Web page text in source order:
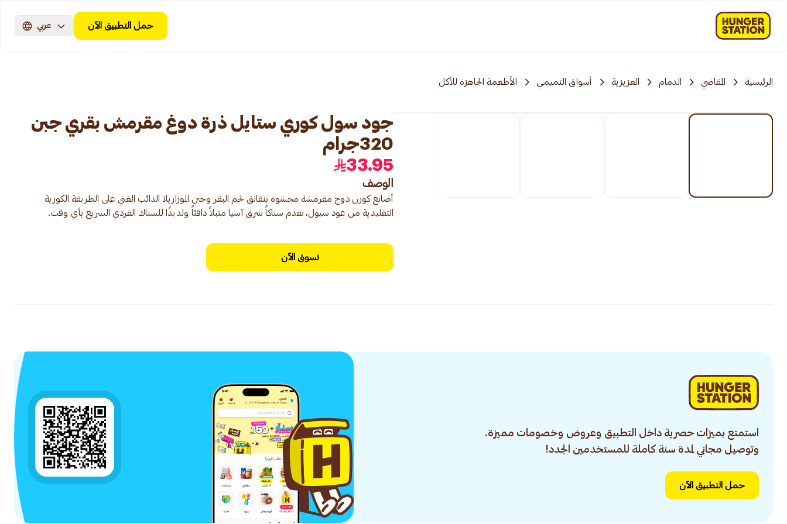
حمل التطبيق الآن عربي
الرئيسية المقاضي الدمام العزيزية أسواق التميمي الأطعمة الجاهزة للأكل
جود سول كوري ستايل ذرة دوغ مقرمش بقري جبن
320جرام
33.95
الوصف
أصابع كورن دوج مقرمشة محشوة بنقانق لحم البقر وجبن الموزاريلا الذائب الغني على الطريقة الكورية
التقليدية من غود سيول، تقدم سناكاً شرق آسيا متبلاً دافئاً ولذيذًا للسناك الفردي السريع بأي وقت.
تسوق الآن
استمتع بميزات حصرية داخل التطبيق وعروض وخصومات مميزة.
وتوصيل مجاني لمدة سنة كاملة للمستخدمين الجدد!
حمل التطبيق الآن